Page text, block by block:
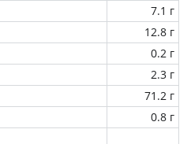
7.1 г
12.8 г
0.2 г
2.3 г
71.2 г
0.8 г